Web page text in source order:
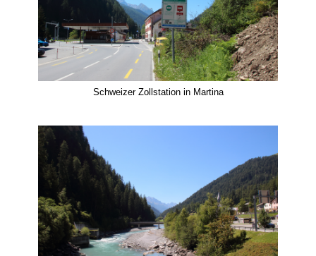
Schweizer Zollstation in Martina